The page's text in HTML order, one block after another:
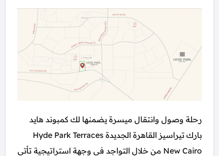
رحلة وصول وانتقال ميسرة يضمنها لك كمبوند هايد
بارك تيراسيز القاهرة الجديدة Hyde Park Terraces
New Cairo من خلال التواجد في وجهة استراتيجية تأتي